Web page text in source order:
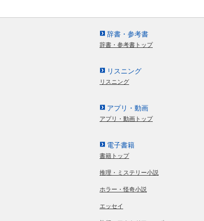
辞書・参考書
辞書・参考書トップ
リスニング
リスニング
アプリ・動画
アプリ・動画トップ
電子書籍
書籍トップ
推理・ミステリー小説
ホラー・怪奇小説
エッセイ